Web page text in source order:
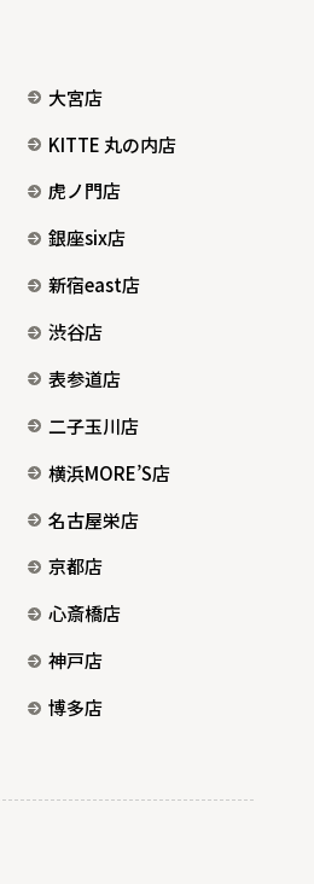
大宮店
KITTE 丸の内店
虎ノ門店
銀座six店
新宿east店
渋谷店
表参道店
二子玉川店
横浜MORE’S店
名古屋栄店
京都店
心斎橋店
神戸店
博多店